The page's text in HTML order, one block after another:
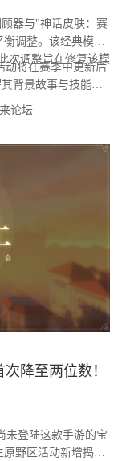
器与"神话皮肤：赛
调整。该经典模式
次调整旨在修复该模
将在赛季中更新后
背景故事与技能设
论坛
降至两位数！
登陆这款手游的宝
野区活动新增捣蛋